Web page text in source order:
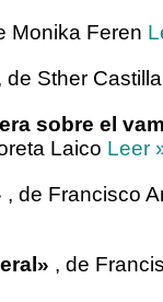
Monika Feren
de Sther
sobre el
Laico Leer
, de Francisco
, de